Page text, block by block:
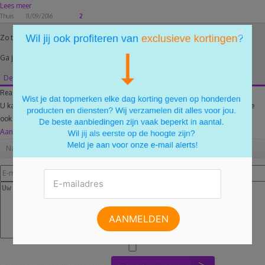
Lees meer
Thuis 11/09/2016 2
Zo te zien heeft er nog niemand gereageerd.
Ga jij naar Batibouw?
Deel jouw mening en reageer als eerste!
Reageer ook op dit artikel
U kan optioneel inloggen met Facebook. U krijgt dan de mogelijk om uw reactie
ook te delen.
Aanmelden
×